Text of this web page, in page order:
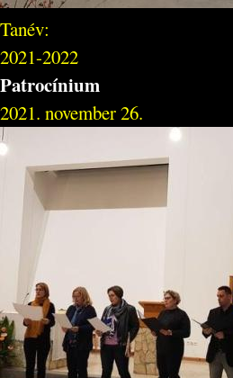
Tanév:
2021-2022
Patrocínium
2021. november 26.